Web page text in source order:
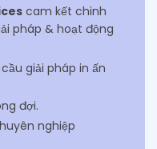
cam kết chinh
pháp & hoạt động
giải pháp in ấn
đợi.
nghiệp